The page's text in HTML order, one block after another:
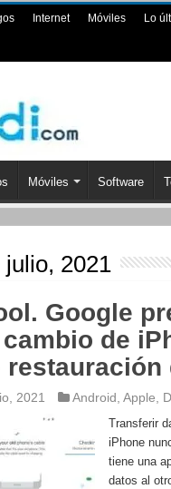
Internet Móviles Lo
Móviles Software
julio, 2021
Google
de
restauración
2021 Android Apple
Transferir
iPhone
tiene una
datos al